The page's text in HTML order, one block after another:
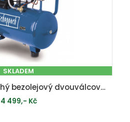
SKLADEM
HC 26 Si - ultra tichý bezolejový dvouválcový kompresor 24 l
4 499,- Kč